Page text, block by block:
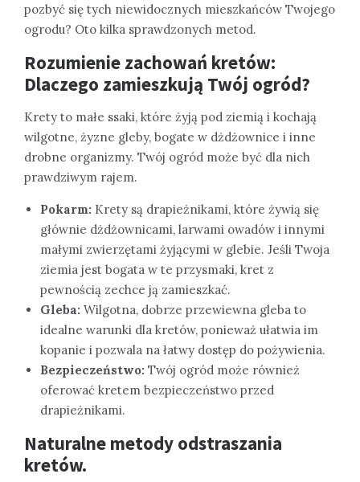
pozbyć się tych niewidocznych mieszkańców Twojego
ogrodu? Oto kilka sprawdzonych metod.
Rozumienie zachowań kretów:
Dlaczego zamieszkują Twój ogród?
Krety to małe ssaki, które żyją pod ziemią i kochają
wilgotne, żyzne gleby, bogate w dżdżownice i inne
drobne organizmy. Twój ogród może być dla nich
prawdziwym rajem.
Pokarm: Krety są drapieżnikami, które żywią się
głównie dżdżownicami, larwami owadów i innymi
małymi zwierzętami żyjącymi w glebie. Jeśli Twoja
ziemia jest bogata w te przysmaki, kret z
pewnością zechce ją zamieszkać.
Gleba: Wilgotna, dobrze przewiewna gleba to
idealne warunki dla kretów, ponieważ ułatwia im
kopanie i pozwala na łatwy dostęp do pożywienia.
Bezpieczeństwo: Twój ogród może również
oferować kretem bezpieczeństwo przed
drapieżnikami.
Naturalne metody odstraszania
kretów.